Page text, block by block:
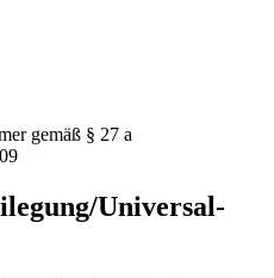
gemäß § 27 a
Universal­